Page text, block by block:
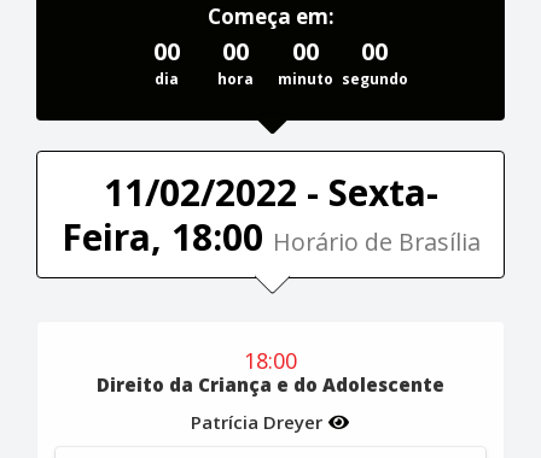
Começa em:
00
dia
00
hora
00
minuto
00
segundo
11/02/2022 - Sexta-
Feira, 18:00 Horário de Brasília
18:00
Direito da Criança e do Adolescente
Patrícia Dreyer